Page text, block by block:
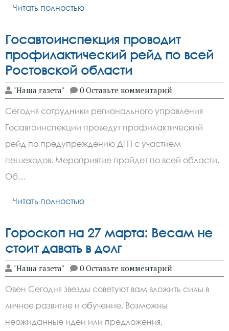
Читать полностью
Госавтоинспекция проводит
профилактический рейд по всей
Ростовской области
"Наша газета" 0 Оставьте комментарий
Сегодня сотрудники регионального управления
Госавтоинспекции проведут профилактический
рейд по предупреждению ДТП с участием
пешеходов. Мероприятие пройдет по всей области.
Об…
Читать полностью
Гороскоп на 27 марта: Весам не
стоит давать в долг
"Наша газета" 0 Оставьте комментарий
Овен Сегодня звезды советуют вам вложить силы в
личное развитие и обучение. Возможны
неожиданные идеи или предложения,